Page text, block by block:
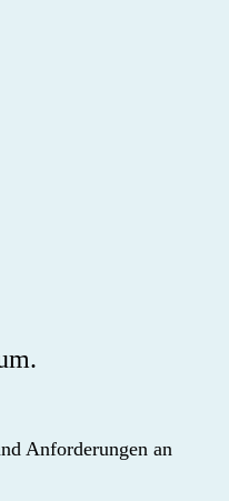
Anforderungen an